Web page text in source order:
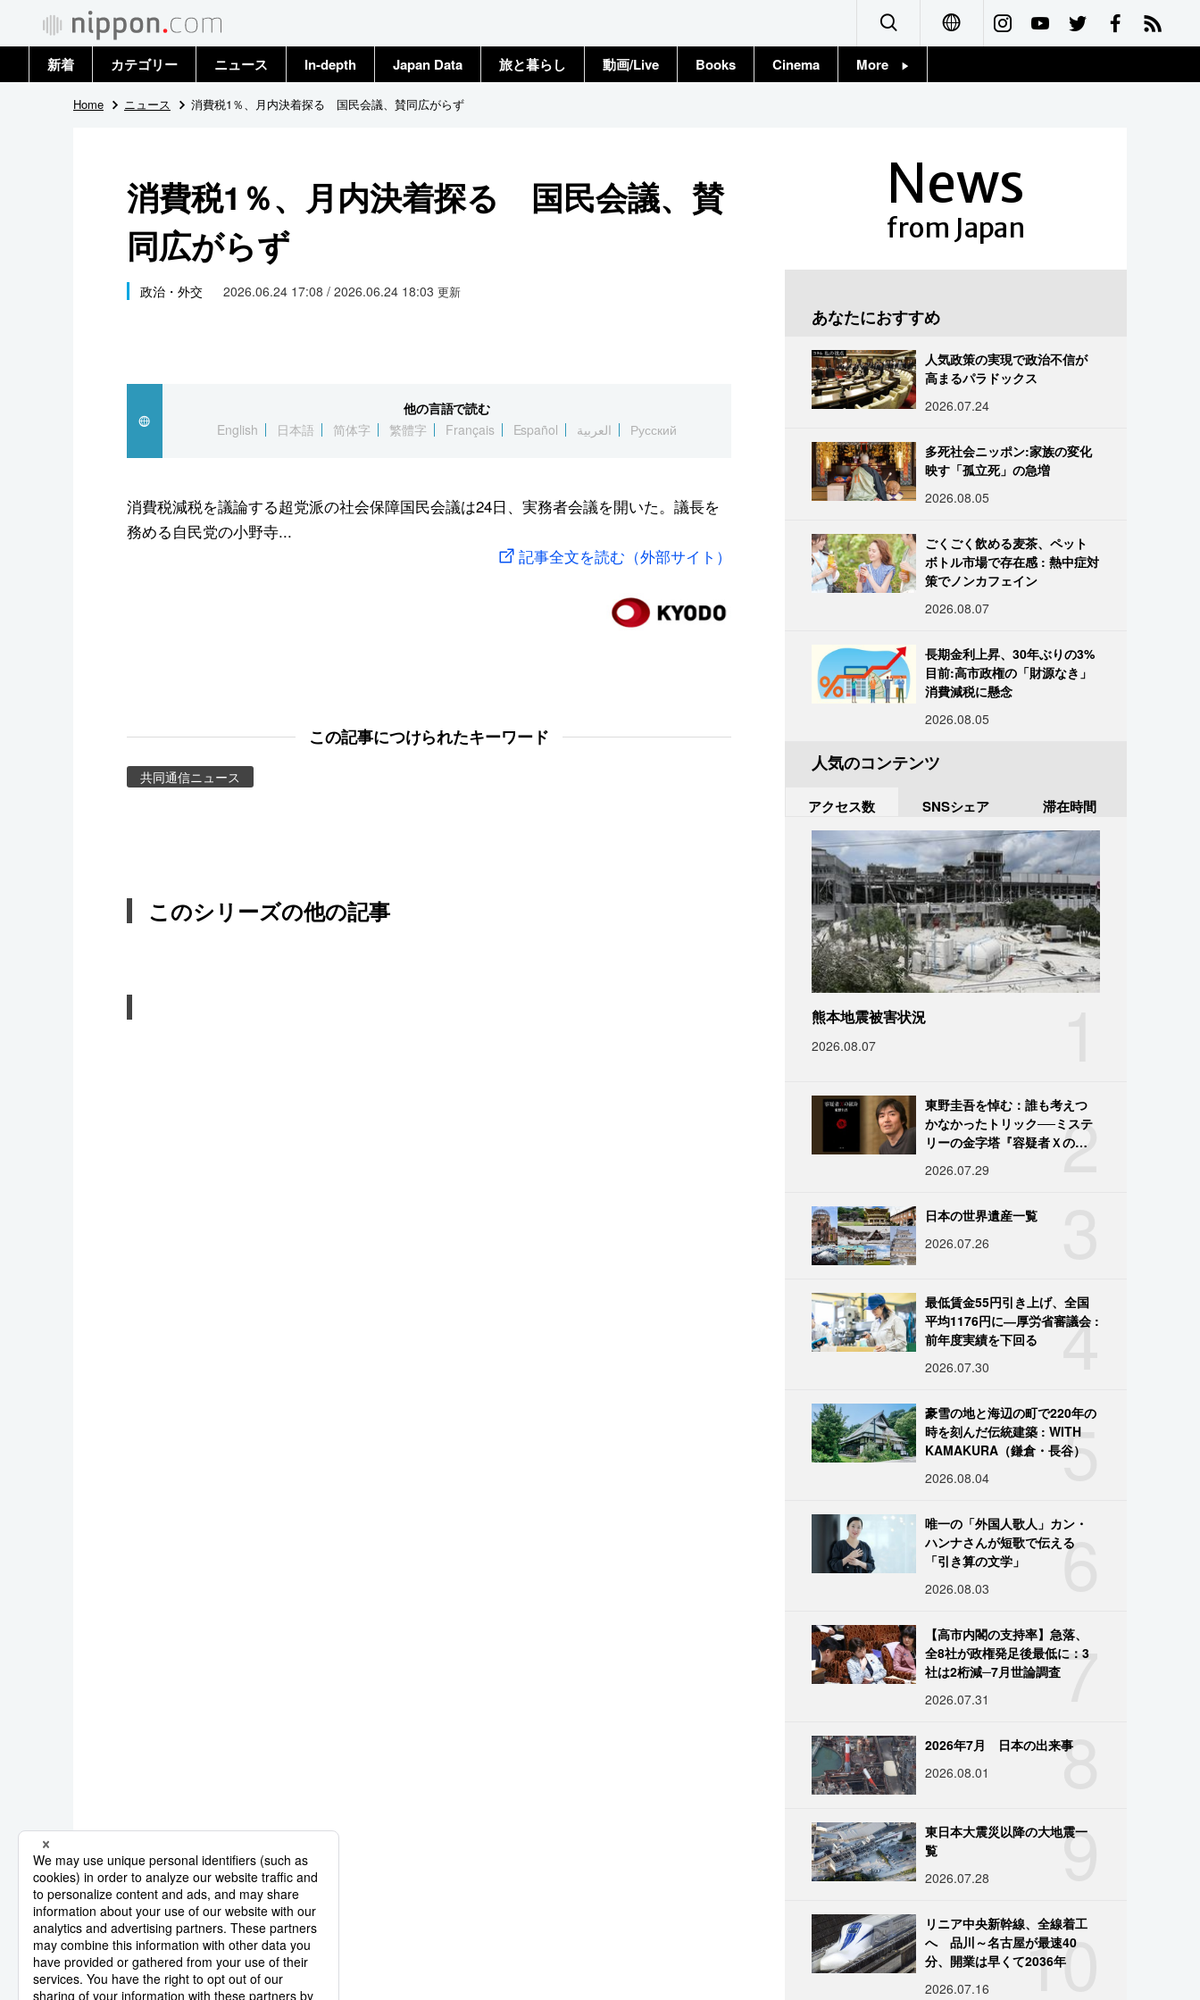
Français
新着 カテゴリー
政治・外交
国際
社会
文化
スポーツ・東京2020
ニュース
トップ
In-depth Japan Data 旅と暮らし 動画/Live Books Cinema More
Home ニュース 消費税1％、月内決着探る 国民会議、賛同広がらず
消費税1％、月内決着探る 国民会議、賛
同広がらず
政治・外交 2026.06.24 17:08 / 2026.06.24 18:03 更新
他の言語で読む
English
日本語 简体字 繁體字 Français Español العربية Русский
消費税減税を議論する超党派の社会保障国民会議は24日、実務者会議を開いた。議長を
務める自民党の小野寺...
記事全文を読む（外部サイト）
この記事につけられたキーワード
共同通信ニュース
このシリーズの他の記事
News
from Japan
あなたにおすすめ
人気政策の実現で政治不信が
高まるパラドックス
2026.07.24
多死社会ニッポン:家族の変化
映す「孤立死」の急増
2026.08.05
ごくごく飲める麦茶、ペット
ボトル市場で存在感 : 熱中症対
策でノンカフェイン
2026.08.07
長期金利上昇、30年ぶりの3%
目前:高市政権の「財源なき」
消費減税に懸念
2026.08.05
人気のコンテンツ
アクセス数 SNSシェア 滞在時間
熊本地震被害状況
2026.08.07
2
東野圭吾を悼む：誰も考えつ
かなかったトリック──ミステ
リーの金字塔『容疑者Ｘの献
2026.07.29
日本の世界遺産一覧
2026.07.26
4
最低賃金55円引き上げ、全国
平均1176円に―厚労省審議会 :
前年度実績を下回る
2026.07.30
5
豪雪の地と海辺の町で220年の
時を刻んだ伝統建築 : WITH
KAMAKURA（鎌倉・長谷）
2026.08.04
6
唯一の「外国人歌人」カン・
ハンナさんが短歌で伝える
「引き算の文学」
2026.08.03
7
【高市内閣の支持率】急落、
全8社が政権発足後最低に：3
社は2桁減─7月世論調査
2026.07.31
8
2026年7月 日本の出来事
2026.08.01
9
東日本大震災以降の大地震一
覧
2026.07.28
10
リニア中央新幹線、全線着工
へ 品川～名古屋が最速40
分、開業は早くて2036年
2026.07.16